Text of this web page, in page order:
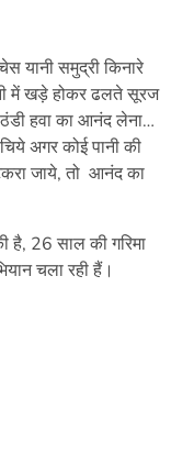
यानी समुद्री किनारे
में खड़े होकर ढलते सूरज
हवा का आनंद लेना…
अगर कोई पानी की
जाये, तो आनंद का
है, 26 साल की गरिमा
चला रही हैं।